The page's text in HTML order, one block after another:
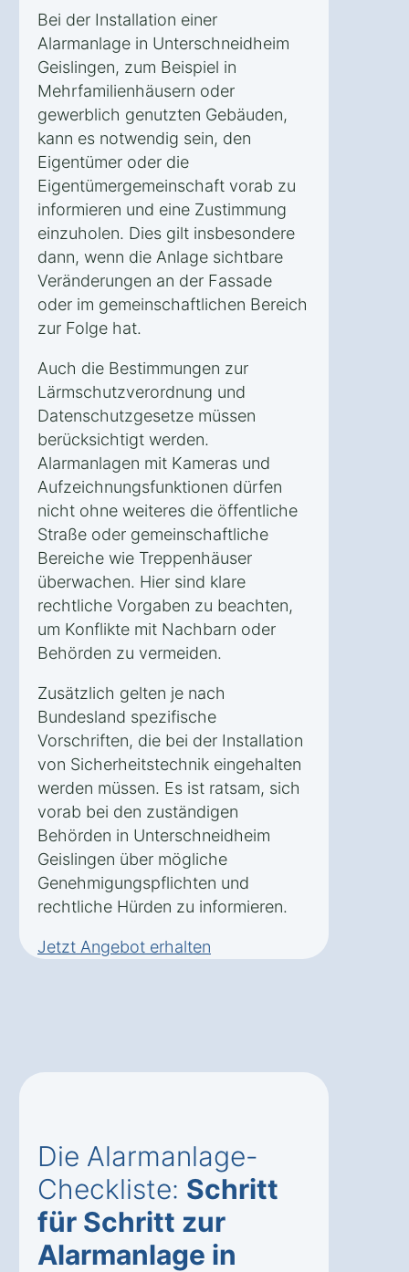
Bei der Installation einer
Alarmanlage in Unterschneidheim
Geislingen, zum Beispiel in
Mehrfamilienhäusern oder
gewerblich genutzten Gebäuden,
kann es notwendig sein, den
Eigentümer oder die
Eigentümergemeinschaft vorab zu
informieren und eine Zustimmung
einzuholen. Dies gilt insbesondere
dann, wenn die Anlage sichtbare
Veränderungen an der Fassade
oder im gemeinschaftlichen Bereich
zur Folge hat.
Auch die Bestimmungen zur
Lärmschutzverordnung und
Datenschutzgesetze müssen
berücksichtigt werden.
Alarmanlagen mit Kameras und
Aufzeichnungsfunktionen dürfen
nicht ohne weiteres die öffentliche
Straße oder gemeinschaftliche
Bereiche wie Treppenhäuser
überwachen. Hier sind klare
rechtliche Vorgaben zu beachten,
um Konflikte mit Nachbarn oder
Behörden zu vermeiden.
Zusätzlich gelten je nach
Bundesland spezifische
Vorschriften, die bei der Installation
von Sicherheitstechnik eingehalten
werden müssen. Es ist ratsam, sich
vorab bei den zuständigen
Behörden in Unterschneidheim
Geislingen über mögliche
Genehmigungspflichten und
rechtliche Hürden zu informieren.
Jetzt Angebot erhalten
Die Alarmanlage-
Checkliste: Schritt
für Schritt zur
Alarmanlage in